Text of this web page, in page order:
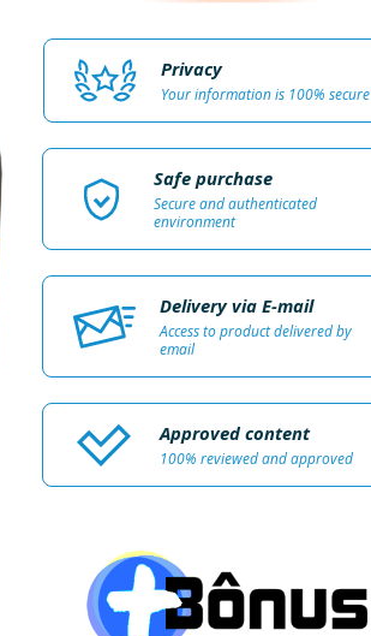
Privacy
Your information is 100% secure
Safe purchase
Secure and authenticated
environment
Delivery via E-mail
Access to product delivered by
email
Approved content
100% reviewed and approved